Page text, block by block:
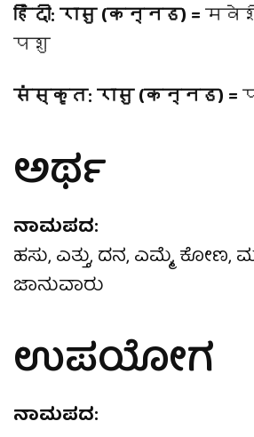
हिंदी: रासु (कन्नड) =
पशु
संस्कृत: रासु (कन्नड) =
ಅರ್ಥ
ನಾಮಪದ:
ಹಸು, ಎತ್ತು, ದನ, ಎಮ್ಮೆ, ಕೋಣ,
ಜಾನುವಾರು
ಉಪಯೋಗ
ನಾಮಪದ: